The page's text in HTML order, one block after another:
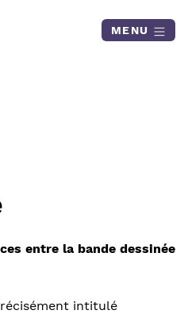
MENU
entre la bande dessinée
intitulé